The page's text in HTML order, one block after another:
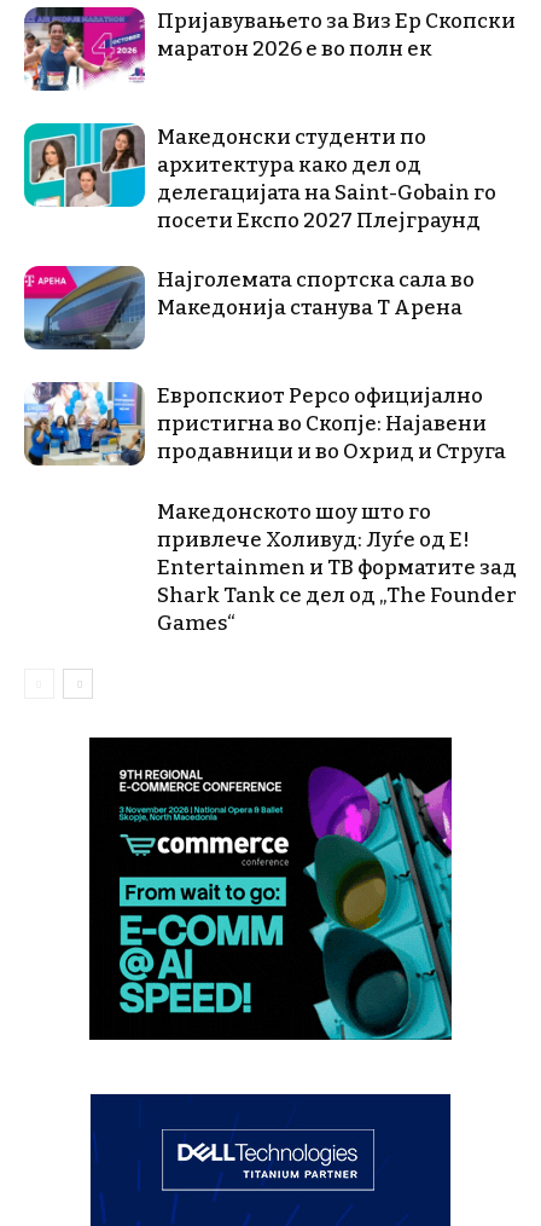
Пријавувањето за Виз Ер Скопски
маратон 2026 е во полн ек
Македонски студенти по
архитектура како дел од
делегацијата на Saint-Gobain го
посети Експо 2027 Плејграунд
Најголемата спортска сала во
Македонија станува Т Арена
Европскиот Pepco официјално
пристигна во Скопје: Најавени
продавници и во Охрид и Струга
Македонското шоу што го
привлече Холивуд: Луѓе од E!
Entertainmen и ТВ форматите зад
Shark Tank се дел од „The Founder
Games“